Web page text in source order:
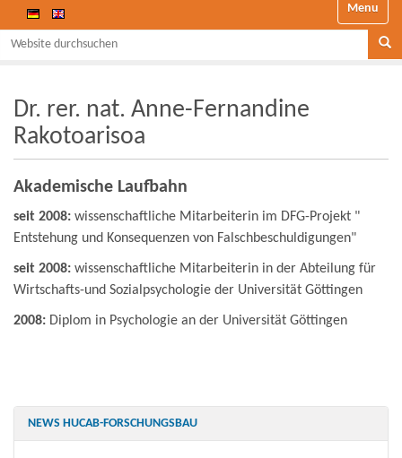
Website durchsuchen
Dr. rer. nat. Anne-Fernandine
Rakotoarisoa
Akademische Laufbahn
seit 2008: wissenschaftliche Mitarbeiterin im DFG-Projekt "
Entstehung und Konsequenzen von Falschbeschuldigungen"
seit 2008: wissenschaftliche Mitarbeiterin in der Abteilung für
Wirtschafts-und Sozialpsychologie der Universität Göttingen
2008: Diplom in Psychologie an der Universität Göttingen
NEWS HUCAB-FORSCHUNGSBAU